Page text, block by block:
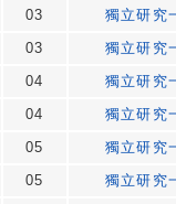
03
獨立研究
03
獨立研究
04
獨立研究
04
獨立研究
05
獨立研究
05
獨立研究